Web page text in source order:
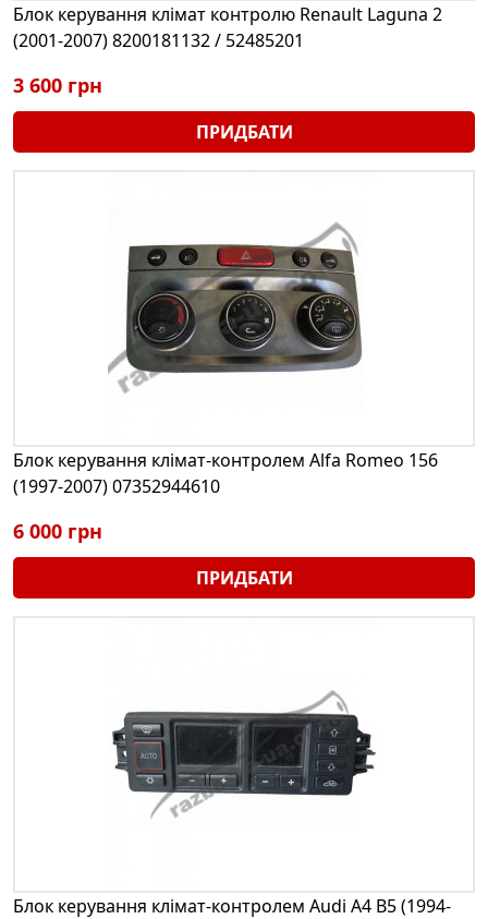
Блок керування клімат контролю Renault Laguna 2
(2001-2007) 8200181132 / 52485201
3 600 грн
ПРИДБАТИ
Блок керування клімат-контролем Alfa Romeo 156
(1997-2007) 07352944610
6 000 грн
ПРИДБАТИ
Блок керування клімат-контролем Audi A4 B5 (1994-